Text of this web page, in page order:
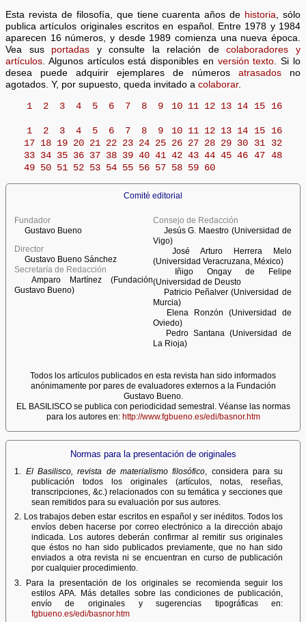
Esta revista de filosofía, que tiene cuarenta años de historia, sólo
publica artículos originales escritos en español. Entre 1978 y 1984
aparecen 16 números, y desde 1989 comienza una nueva época.
Vea sus portadas y consulte la relación decolaboradores y
artículos. Algunos artículos está disponibles en versión texto. Si lo
desea puede adquirir ejemplares de números atrasadosno
agotados. Y, por supuesto, queda invitado acolaborar.
1 2 3 4 5 6 7 8 9 10 11 12 13 14 15 16
1 2 3 4 5 6 7 8 9 10 11 12 13 14 15
16
17 18 19 20 21 22 23 24 25 26 27 28 29 30 31
32
33 34 35 36 37 38 39 40 41 42 43 44 45 46 47
48
49 50 51 52 53 54 55 56 57 58 59 60
Comité editorial
Fundador
Gustavo Bueno
Director
Gustavo Bueno Sánchez
Secretaría de Redacción
Amparo Martínez (Fundación
Gustavo Bueno)
Consejo de Redacción
Jesús G. Maestro (Universidad de
Vigo)
José Arturo Herrera Melo
(Universidad Veracruzana, México)
Iñigo Ongay de Felipe
(Universidad de Deusto
Patricio Peñalver (Universidad de
Murcia)
Elena Ronzón (Universidad de
Oviedo)
Pedro Santana (Universidad de
La Rioja)
Todos los artículos publicados en esta revista han sido informados
anónimamente por pares de evaluadores externos a la Fundación
Gustavo Bueno.
EL BASILISCO se publica con periodicidad semestral. Véanse las normas
para los autores en: http://www.fgbueno.es/edi/basnor.htm
Normas para la presentación de originales
1. El Basilisco, revista de materialismo filosófico, considera para su
publicación todos los originales (artículos, notas, reseñas,
transcripciones, &c.) relacionados con su temática y secciones que
sean remitidos para su evaluación por sus autores.
2. Los trabajos deben estar escritos en español y ser inéditos. Todos los
envíos deben hacerse por correo electrónico a la dirección abajo
indicada. Los autores deberán confirmar al remitir sus originales
que éstos no han sido publicados previamente, que no han sido
enviados a otra revista ni se encuentran en curso de publicación
por cualquier procedimiento.
3. Para la presentación de los originales se recomienda seguir los
estilos APA. Más detalles sobre las condiciones de publicación,
envío de originales y sugerencias tipográficas en:
fgbueno.es/edi/basnor.htm